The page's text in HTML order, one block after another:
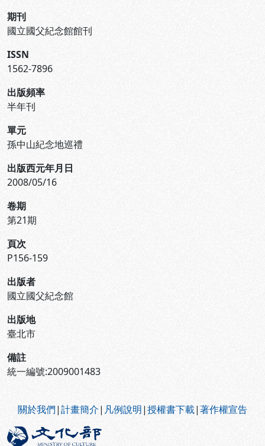
期刊
國立國父紀念館館刊
ISSN
1562-7896
出版頻率
半年刊
單元
孫中山紀念地巡禮
出版西元年月日
2008/05/16
卷期
第21期
頁次
P156-159
出版者
國立國父紀念館
出版地
臺北市
備註
統一編號:2009001483
關於我們|計畫簡介| 凡例說明|授權書下載|著作權宣告